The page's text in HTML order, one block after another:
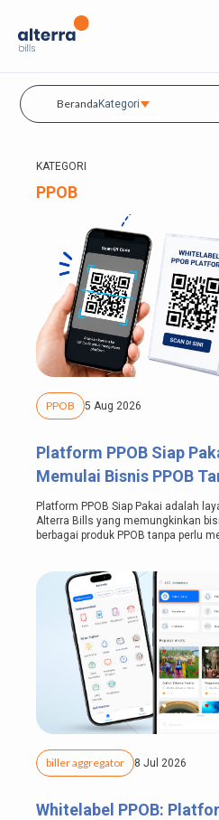
BerandaKategori
KATEGORI
PPOB
PPOB 5 Aug 2026
Platform PPOB Siap
Memulai Bisnis PPOB
Platform PPOB Siap Pakai adalah
Alterra Bills yang memungkinkan
berbagai produk PPOB tanpa perlu
biller aggregator 8 Jul 2026
Whitelabel PPOB: